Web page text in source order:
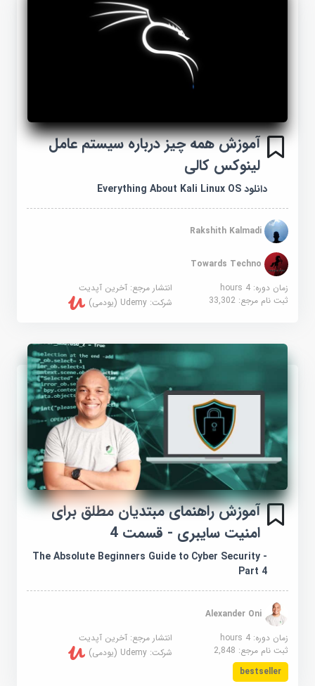
آموزش همه چیز درباره سیستم عامل
لینوکس کالی
دانلود Everything About Kali Linux OS
Rakshith Kalmadi
Towards Techno
زمان دوره: 4 hours
انتشار مرجع:آخرین آپدیت
ثبت نام مرجع:33,302 شرکت:Udemy (یودمی)
آموزش راهنمای مبتدیان مطلق برای
امنیت سایبری - قسمت 4
The Absolute Beginners Guide to Cyber Security -
Part 4
Alexander Oni
زمان دوره: 4 hours
انتشار مرجع:آخرین آپدیت
ثبت نام مرجع:2,848 شرکت:Udemy (یودمی)
bestseller